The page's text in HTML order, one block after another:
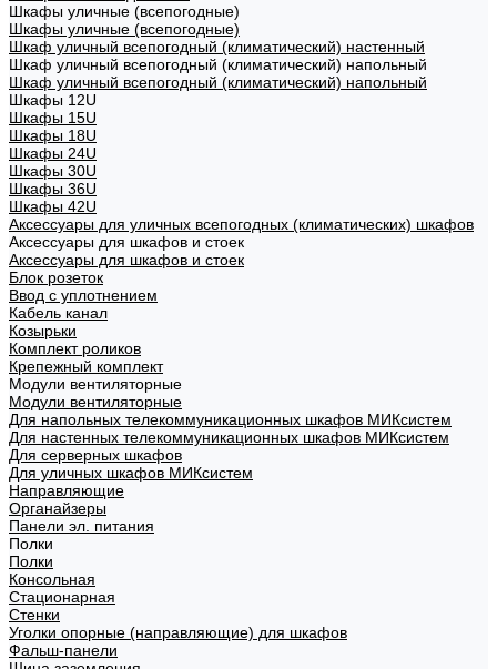
Шкафы уличные (всепогодные)
Шкафы уличные (всепогодные)
Шкаф уличный всепогодный (климатический) настенный
Шкаф уличный всепогодный (климатический) напольный
Шкаф уличный всепогодный (климатический) напольный
Шкафы 12U
Шкафы 15U
Шкафы 18U
Шкафы 24U
Шкафы 30U
Шкафы 36U
Шкафы 42U
Аксессуары для уличных всепогодных (климатических) шкафов
Аксессуары для шкафов и стоек
Аксессуары для шкафов и стоек
Блок розеток
Ввод с уплотнением
Кабель канал
Козырьки
Комплект роликов
Крепежный комплект
Модули вентиляторные
Модули вентиляторные
Для напольных телекоммуникационных шкафов МИКсистем
Для настенных телекоммуникационных шкафов МИКсистем
Для серверных шкафов
Для уличных шкафов МИКсистем
Направляющие
Органайзеры
Панели эл. питания
Полки
Полки
Консольная
Стационарная
Стенки
Уголки опорные (направляющие) для шкафов
Фальш-панели